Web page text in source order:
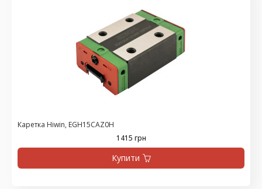
Каретка Hiwin, EGH15CAZ0H
1415 грн
Купити